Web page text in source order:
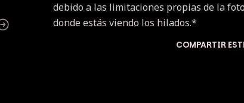
debido a las limitaciones propias de la
donde estás viendo los hilados.*
COMPARTIR